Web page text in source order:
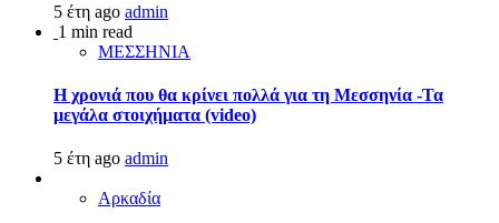
5 έτη ago admin
1 min read
ΜΕΣΣΗΝΙΑ
Η χρονιά που θα κρίνει πολλά για τη Μεσσηνία -Τα
μεγάλα στοιχήματα (video)
5 έτη ago admin
Αρκαδία